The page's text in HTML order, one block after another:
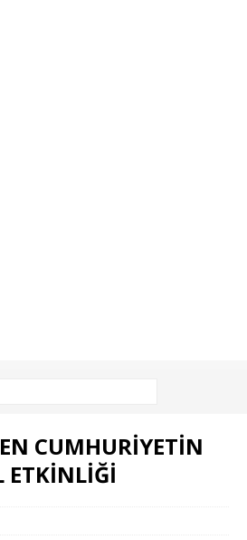
CUMHURİYETİN
ETKİNLİĞİ